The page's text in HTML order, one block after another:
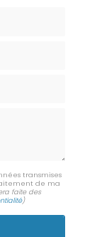
transmises
de ma
faite des
)